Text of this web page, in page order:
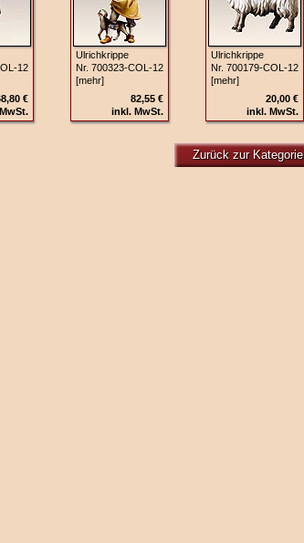
€
Ulrichkrippe
Nr. 700323‑COL‑12
[mehr]
82,55 €
inkl. MwSt.
Ulrichkrippe
Nr. 700179‑COL‑12
[mehr]
20,00 €
inkl. MwSt.
Zurück zur Kategorie